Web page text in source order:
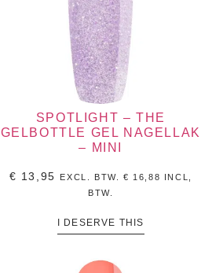
SPOTLIGHT – THE
GELBOTTLE GEL NAGELLAK
– MINI
€ 13,95 EXCL. BTW.€ 16,88
INCL,
BTW.
I DESERVE THIS